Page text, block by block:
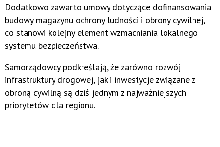
Dodatkowo zawarto umowy dotyczące dofinansowania
budowy magazynu ochrony ludności i obrony cywilnej,
co stanowi kolejny element wzmacniania lokalnego
systemu bezpieczeństwa.
Samorządowcy podkreślają, że zarówno rozwój
infrastruktury drogowej, jak i inwestycje związane z
obroną cywilną są dziś jednym z najważniejszych
priorytetów dla regionu.